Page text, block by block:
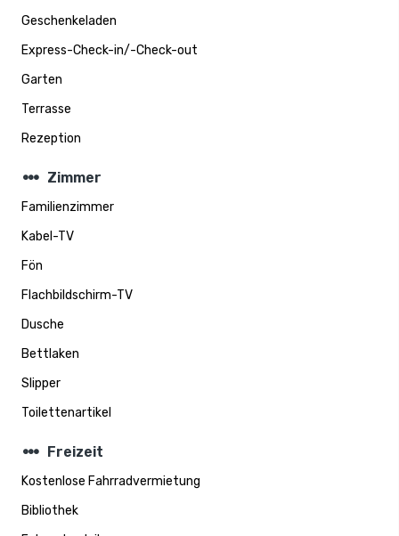
Geschenkeladen
Express-Check-in/-Check-out
Garten
Terrasse
Rezeption
steppers Zimmer
Familienzimmer
Kabel-TV
Fön
Flachbildschirm-TV
Dusche
Bettlaken
Slipper
Toilettenartikel
steppers Freizeit
Kostenlose Fahrradvermietung
Bibliothek